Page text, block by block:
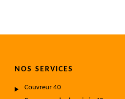
NOS SERVICES
Couvreur 40